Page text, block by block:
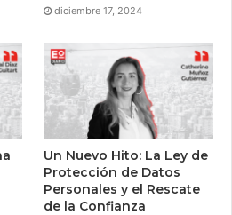
diciembre 17, 2024
Un Nuevo Hito: La Ley de
Protección de Datos
Personales y el Rescate
de la Confianza